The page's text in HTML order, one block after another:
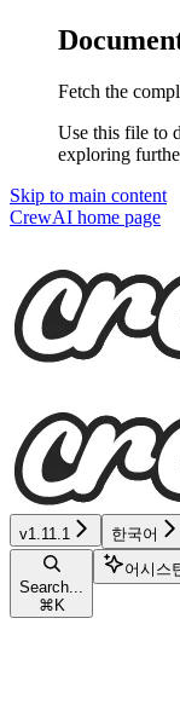
Fetch the
Use this file to
exploring
Skip to main content
CrewAI home page
v1.11.1 한국어
Search...
⌘ K
어시스